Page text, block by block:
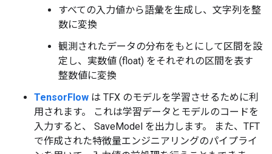
すべての入力値から語彙を生成し、文字列を整
数に変換
観測されたデータの分布をもとにして区間を設
定し、実数値 (float) をそれぞれの区間を表す
整数値に変換
TensorFlow は TFX のモデルを学習させるために利
用されます。 これは学習データとモデルのコードを
入力すると、 SaveModel を出力します。 また、TFT
で作成された特徴量エンジニアリングのパイプライ